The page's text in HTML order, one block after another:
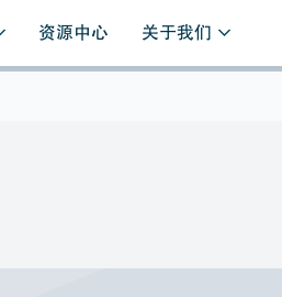
资源中心 关于我们